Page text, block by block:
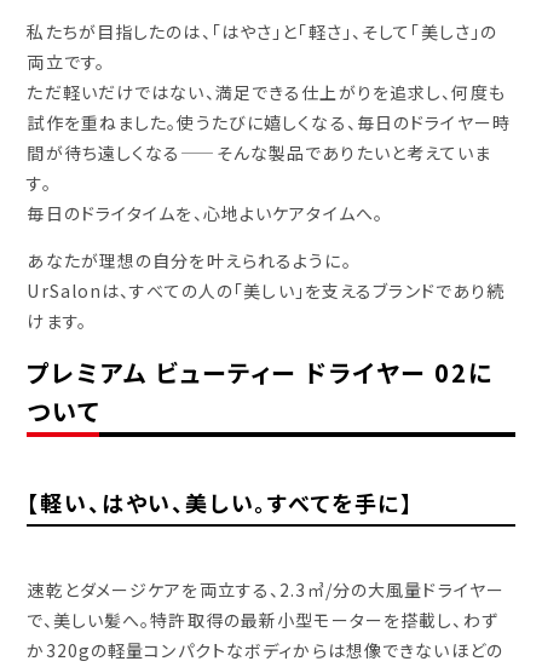
私たちが目指したのは、「はやさ」と「軽さ」、そして「美しさ」の
両立です。
ただ軽いだけではない、満足できる仕上がりを追求し、何度も
試作を重ねました。使うたびに嬉しくなる、毎日のドライヤー時
間が待ち遠しくなる——そんな製品でありたいと考えていま
す。
毎日のドライタイムを、心地よいケアタイムへ。
あなたが理想の自分を叶えられるように。
UrSalonは、すべての人の「美しい」を支えるブランドであり続
けます。
プレミアム ビューティー ドライヤー 02に
ついて
【軽い、はやい、美しい。すべてを手に】
速乾とダメージケアを両立する、2.3㎥/分の大風量ドライヤー
で、美しい髪へ。特許取得の最新小型モーターを搭載し、わず
か320gの軽量コンパクトなボディからは想像できないほどの